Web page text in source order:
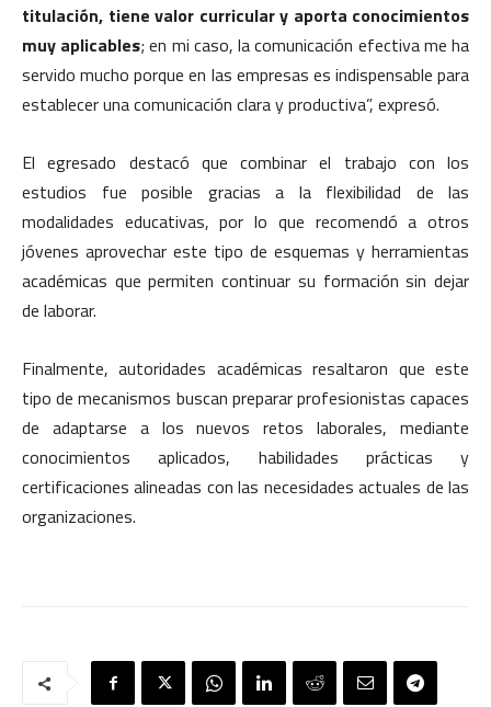
titulación, tiene valor curricular y aporta conocimientos
muy aplicables; en mi caso, la comunicación efectiva me ha
servido mucho porque en las empresas es indispensable para
establecer una comunicación clara y productiva”, expresó.
El egresado destacó que combinar el trabajo con los
estudios fue posible gracias a la flexibilidad de las
modalidades educativas, por lo que recomendó a otros
jóvenes aprovechar este tipo de esquemas y herramientas
académicas que permiten continuar su formación sin dejar
de laborar.
Finalmente, autoridades académicas resaltaron que este
tipo de mecanismos buscan preparar profesionistas capaces
de adaptarse a los nuevos retos laborales, mediante
conocimientos aplicados, habilidades prácticas y
certificaciones alineadas con las necesidades actuales de las
organizaciones.